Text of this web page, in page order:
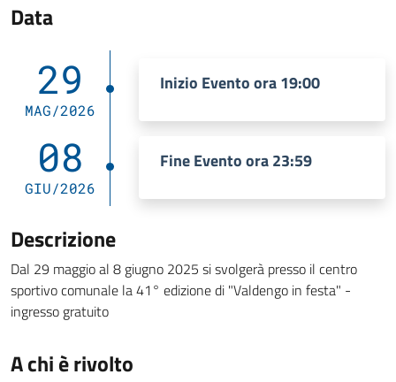
Data
29
MAG/2026
Inizio Evento ora 19:00
08
GIU/2026
Fine Evento ora 23:59
Descrizione
Dal 29 maggio al 8 giugno 2025 si svolgerà presso il centro
sportivo comunale la 41° edizione di "Valdengo in festa" -
ingresso gratuito
A chi è rivolto